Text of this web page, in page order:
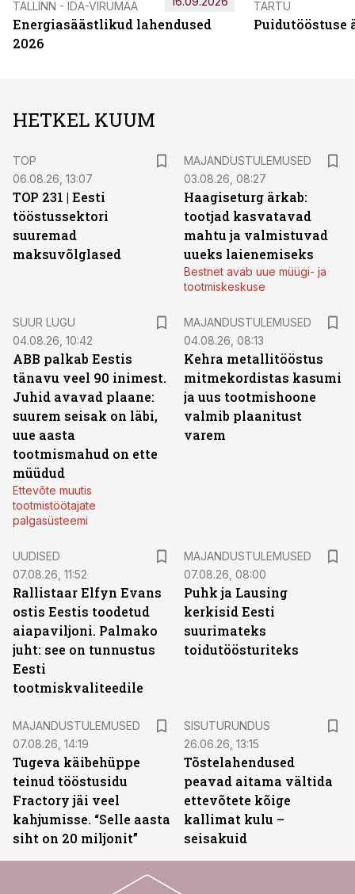
TALLINN - IDA-VIRUMAA
Energiasäästlikud lahendused
2026
TARTU
Puidutööstuse
HETKEL KUUM
TOP
06.08.26, 13:07
TOP 231 | Eesti
tööstussektori
suuremad
maksuvõlglased
MAJANDUSTULEMUSED
03.08.26, 08:27
Haagiseturg ärkab:
tootjad kasvatavad
mahtu ja valmistuvad
uueks laienemiseks
Bestnet avab uue müügi- ja
tootmiskeskuse
SUUR LUGU
04.08.26, 10:42
ABB palkab Eestis
tänavu veel 90 inimest.
Juhid avavad plaane:
suurem seisak on läbi,
uue aasta
tootmismahud on ette
müüdud
Ettevõte muutis
tootmistöötajate
palgasüsteemi
MAJANDUSTULEMUSED
04.08.26, 08:13
Kehra metallitööstus
mitmekordistas kasumi
ja uus tootmishoone
valmib plaanitust
varem
UUDISED
07.08.26, 11:52
Rallistaar Elfyn Evans
ostis Eestis toodetud
aiapaviljoni. Palmako
juht: see on tunnustus
Eesti
tootmiskvaliteedile
MAJANDUSTULEMUSED
07.08.26, 08:00
Puhk ja Lausing
kerkisid Eesti
suurimateks
toidutöösturiteks
MAJANDUSTULEMUSED
07.08.26, 14:19
Tugeva käibehüppe
teinud tööstusidu
Fractory jäi veel
kahjumisse. “Selle aasta
siht on 20 miljonit”
SISUTURUNDUS
26.06.26, 13:15
Tõstelahendused
peavad aitama vältida
ettevõtete kõige
kallimat kulu –
seisakuid